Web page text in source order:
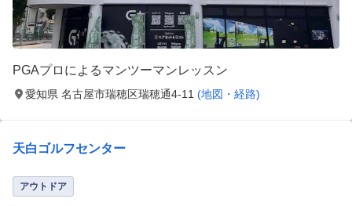
PGAプロによるマンツーマンレッスン
愛知県 名古屋市瑞穂区瑞穂通4‐11 (地図・経路)
天白ゴルフセンター
アウトドア